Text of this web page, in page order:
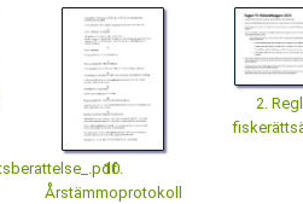
10.
Årstämmoprotokoll
2.